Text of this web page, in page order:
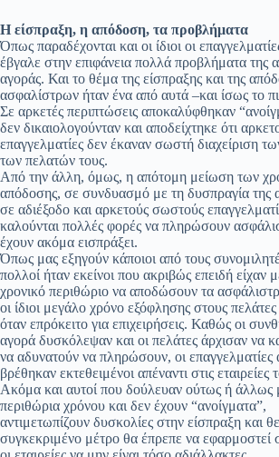
Η είσπραξη, η απόδοση, τα προβλήματα
Όπως παραδέχονται και οι ίδιοι οι
έβγαλε στην επιφάνεια πολλά προβλήματα της
αγοράς. Και το θέμα της είσπραξης και της
ασφαλίστρων ήταν ένα από αυτά –και ίσως το
Σε αρκετές περιπτώσεις αποκαλύφθηκαν
δεν δικαιολογούνταν και αποδείχτηκε ότι
επαγγελματίες δεν έκαναν σωστή διαχείριση
των πελατών τους.
Από την άλλη, όμως, η απότομη μείωση των
απόδοσης, σε συνδυασμό με τη δυσπραγία της
σε αδιέξοδο και αρκετούς σωστούς
καλούνται πολλές φορές να πληρώσουν
έχουν ακόμα εισπράξει.
Όπως μας εξηγούν κάποιοι από τους
πολλοί ήταν εκείνοι που ακριβώς επειδή είχαν
χρονικό περιθώριο να αποδώσουν τα
οι ίδιοι μεγάλο χρόνο εξόφλησης στους πελάτες
όταν επρόκειτο για επιχειρήσεις. Καθώς οι
αγορά δυσκόλεψαν και οι πελάτες άρχισαν να
να αδυνατούν να πληρώσουν, οι επαγγελματίες
βρέθηκαν εκτεθειμένοι απέναντι στις εταιρείες
Ακόμα και αυτοί που δούλευαν ούτως ή άλλως
περιθώρια χρόνου και δεν έχουν “ανοίγματα”,
αντιμετωπίζουν δυσκολίες στην είσπραξη και
συγκεκριμένο μέτρο θα έπρεπε να εφαρμοστεί